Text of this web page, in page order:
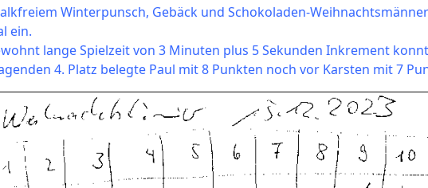
Winterpunsch, Gebäck und Schokoladen-
ein.
lange Spielzeit von 3 Minuten plus 5 Sekunden Inkrement
4. Platz belegte Paul mit 8 Punkten noch vor Karsten mit 7